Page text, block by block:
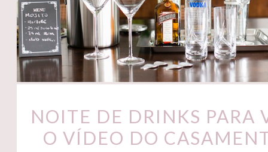
NOITE DE DRINKS PARA
O VÍDEO DO